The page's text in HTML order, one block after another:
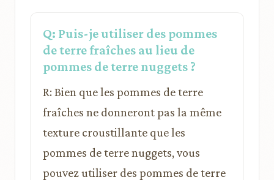
Q: Puis-je utiliser des pommes
de terre fraîches au lieu de
pommes de terre nuggets ?
R: Bien que les pommes de terre
fraîches ne donneront pas la même
texture croustillante que les
pommes de terre nuggets, vous
pouvez utiliser des pommes de terre